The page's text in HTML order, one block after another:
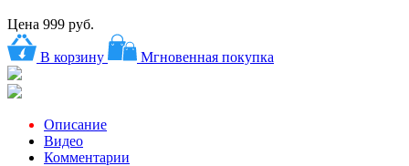
Цена 999 руб.
В корзину Мгновенная покупка
Описание
Видео
Комментарии